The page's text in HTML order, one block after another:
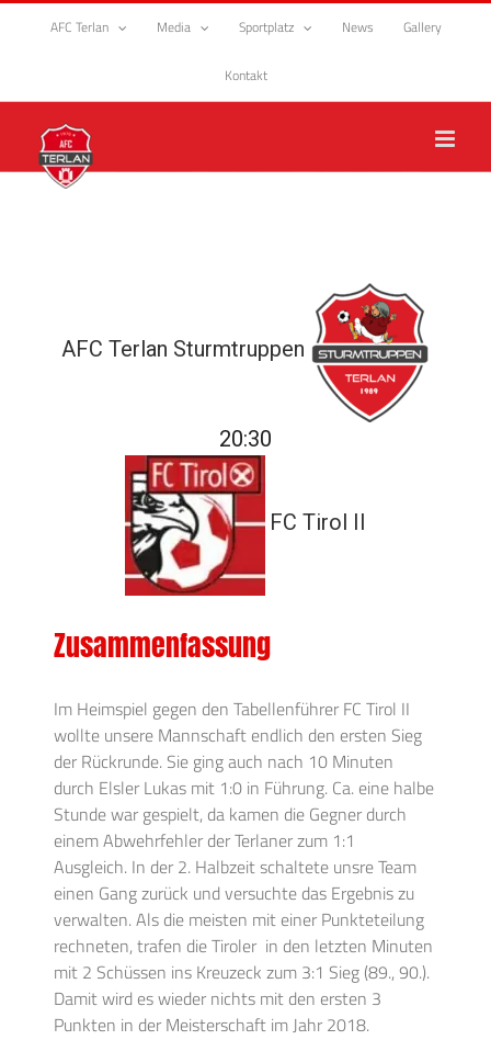
Zum
AFC Terlan Media Sportplatz News Gallery
Kontakt
AFC Terlan Sturmtruppen
20:30
FC Tirol II
Zusammenfassung
Im Heimspiel gegen den Tabellenführer FC Tirol II
wollte unsere Mannschaft endlich den ersten Sieg
der Rückrunde. Sie ging auch nach 10 Minuten
durch Elsler Lukas mit 1:0 in Führung. Ca. eine halbe
Stunde war gespielt, da kamen die Gegner durch
einem Abwehrfehler der Terlaner zum 1:1
Ausgleich. In der 2. Halbzeit schaltete unsre Team
einen Gang zurück und versuchte das Ergebnis zu
verwalten. Als die meisten mit einer Punkteteilung
rechneten, trafen die Tiroler in den letzten Minuten
mit 2 Schüssen ins Kreuzeck zum 3:1 Sieg (89., 90.).
Damit wird es wieder nichts mit den ersten 3
Punkten in der Meisterschaft im Jahr 2018.